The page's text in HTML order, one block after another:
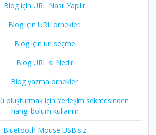
Blog için URL Nasıl Yapılır
Blog için URL örnekleri
Blog için url seçme
Blog URL si Nedir
Blog yazma örnekleri
oluşturmak için Yerleşim sekmesinden
hangi bölüm kullanılır
Bluetooth Mouse USB siz